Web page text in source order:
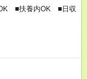
■扶養内OK ■日収